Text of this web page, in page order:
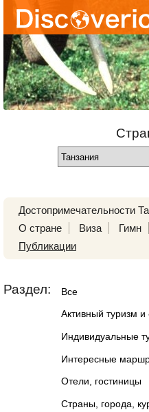
Достопримечательности
О стране
Виза Гимн
Публикации
Раздел: Все
Активный туризм и
Индивидуальные
Интересные
Отели, гостиницы
Страны, города,